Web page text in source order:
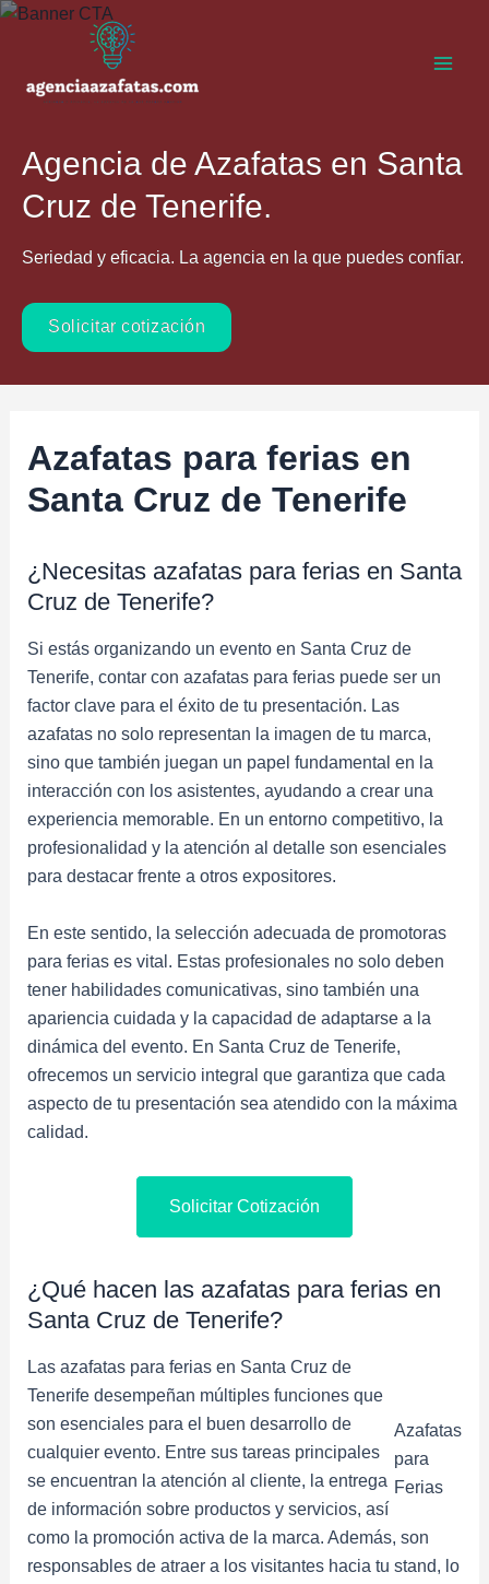
Ir
Agencia de Azafatas en Santa
Cruz de Tenerife.
Seriedad y eficacia. La agencia en la que puedes confiar.
Solicitar cotización
Azafatas para ferias en
Santa Cruz de Tenerife
¿Necesitas azafatas para ferias en Santa
Cruz de Tenerife?
Si estás organizando un evento en Santa Cruz de
Tenerife, contar con azafatas para ferias puede ser un
factor clave para el éxito de tu presentación. Las
azafatas no solo representan la imagen de tu marca,
sino que también juegan un papel fundamental en la
interacción con los asistentes, ayudando a crear una
experiencia memorable. En un entorno competitivo, la
profesionalidad y la atención al detalle son esenciales
para destacar frente a otros expositores.
En este sentido, la selección adecuada de promotoras
para ferias es vital. Estas profesionales no solo deben
tener habilidades comunicativas, sino también una
apariencia cuidada y la capacidad de adaptarse a la
dinámica del evento. En Santa Cruz de Tenerife,
ofrecemos un servicio integral que garantiza que cada
aspecto de tu presentación sea atendido con la máxima
calidad.
Solicitar Cotización
¿Qué hacen las azafatas para ferias en
Santa Cruz de Tenerife?
Azafatas
para
Ferias
Las azafatas para ferias en Santa Cruz de
Tenerife desempeñan múltiples funciones que
son esenciales para el buen desarrollo de
cualquier evento. Entre sus tareas principales
se encuentran la atención al cliente, la entrega
de información sobre productos y servicios, así
como la promoción activa de la marca. Además, son
responsables de atraer a los visitantes hacia tu stand, lo